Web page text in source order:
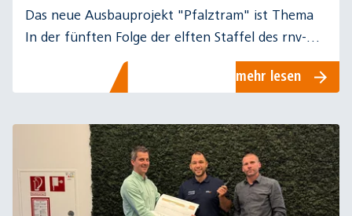
Das neue Ausbauprojekt "Pfalztram" ist Thema
In der fünften Folge der elften Staffel des rnv-
Podcasts "verkehr(t) verhör(t)".
mehr lesen